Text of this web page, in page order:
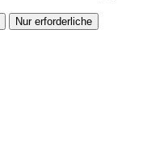
Nur erforderliche